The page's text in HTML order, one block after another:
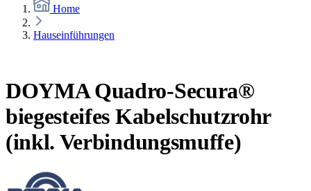
Home
Hauseinführungen
DOYMA Quadro-Secura®
biegesteifes Kabelschutzrohr
(inkl. Verbindungsmuffe)